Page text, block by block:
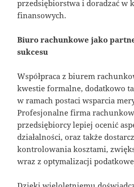
przedsiębiorstwa i doradzać w
finansowych.
Biuro rachunkowe jako
sukcesu
Współpraca z biurem
kwestie formalne, dodatkowo
w ramach postaci wsparcia
Profesjonalne firma
przedsiębiorcy lepiej ocenić
działalności, oraz także
kontrolowania kosztami,
wraz z optymalizacji